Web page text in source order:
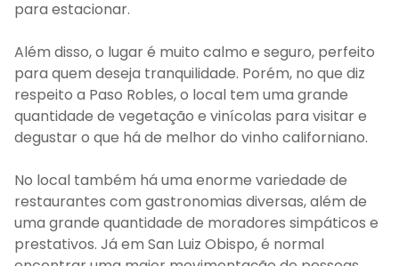
para estacionar.
Além disso, o lugar é muito calmo e seguro, perfeito
para quem deseja tranquilidade. Porém, no que diz
respeito a Paso Robles, o local tem uma grande
quantidade de vegetação e vinícolas para visitar e
degustar o que há de melhor do vinho californiano.
No local também há uma enorme variedade de
restaurantes com gastronomias diversas, além de
uma grande quantidade de moradores simpáticos e
prestativos. Já em San Luiz Obispo, é normal